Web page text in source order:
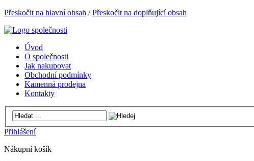
Přeskočit na hlavní obsah /Přeskočit na doplňující obsah
Úvod
O společnosti
Jak nakupovat
Obchodní podmínky
Kamenná prodejna
Kontakty
Přihlášení
Nákupní košík